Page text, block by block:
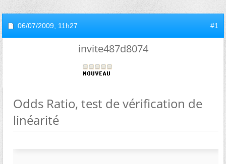
06/07/2009, 11h27 #1
invite487d8074
Odds Ratio, test de vérification de
linéarité